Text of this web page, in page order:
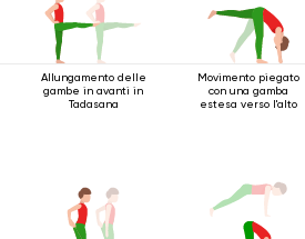
Allungamento delle
gambe in avanti in
Tadasana
Movimento piegato
con una gamba
estesa verso l'alto